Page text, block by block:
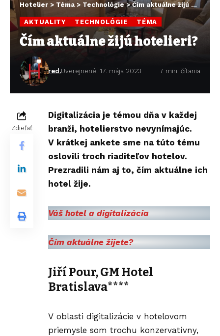
Hotelier > Téma > Technológie>Čím aktuálne žijú hotelieri?
AKTUALITY TECHNOLÓGIE TÉMA
Čím aktuálne žijú hotelieri?
red.Uverejnené: 17. mája 2023 7 min. čítania
Zdieľať
Digitalizácia je témou dňa v každej
branži, hotelierstvo nevynímajúc.
V krátkej ankete sme na túto tému
oslovili troch riaditeľov hotelov.
Prezradili nám aj to, čím aktuálne ich
hotel žije.
Váš hotel a digitalizácia
Čím aktuálne žijete?
Jiří Pour, GM Hotel
Bratislava****
V oblasti digitalizácie v hotelovom
priemysle som trochu konzervatívny,